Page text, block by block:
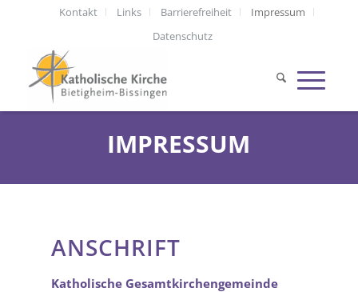
Kontakt Links Barrierefreiheit
Impressum
Datenschutz
IMPRESSUM
ANSCHRIFT
Katholische Gesamtkirchengemeinde